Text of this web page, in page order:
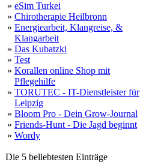
» eSim Turkei
» Chirotherapie Heilbronn
» Energiearbeit, Klangreise, &
Klangarbeit
» Das Kubatzki
» Test
» Korallen online Shop mit
Pflegehilfe
» TORUTEC - IT-Dienstleister für
Leipzig
» Bloom Pro - Dein Grow-Journal
» Friends-Hunt - Die Jagd beginnt
» Wordy
Die 5 beliebtesten Einträge